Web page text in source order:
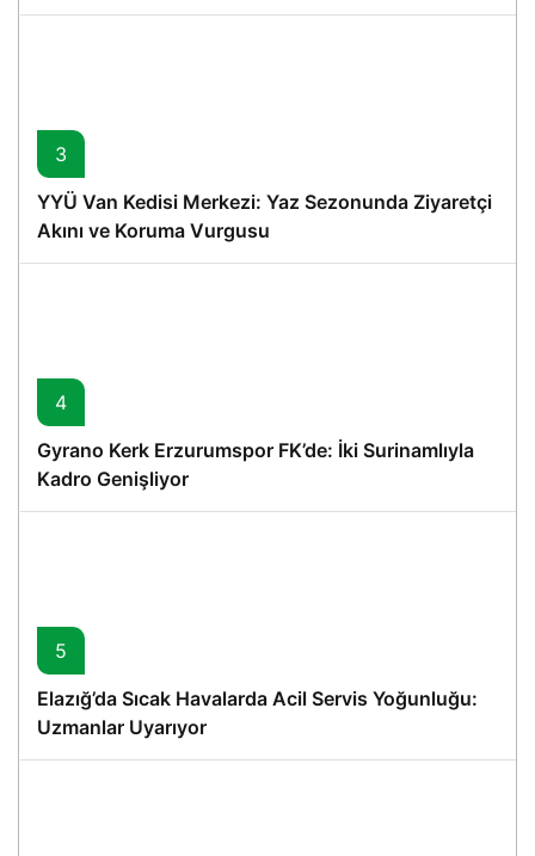
3
YYÜ Van Kedisi Merkezi: Yaz Sezonunda Ziyaretçi
Akını ve Koruma Vurgusu
4
Gyrano Kerk Erzurumspor FK’de: İki Surinamlıyla
Kadro Genişliyor
5
Elazığ’da Sıcak Havalarda Acil Servis Yoğunluğu:
Uzmanlar Uyarıyor